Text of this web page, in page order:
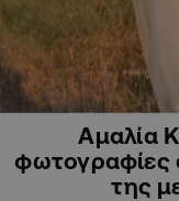
Αμαλία
φωτογραφίες
της